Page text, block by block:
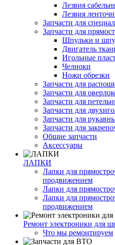
Лезвия
Лезвия
Запчасти для
Запчасти для
Шпульки и
Двигатель
Игольные
Челноки
Ножи обрезки
Запчасти для
Запчасти для
Запчасти для
Запчасти для
Запчасти для
Запчасти для
Общие запчасти
Аксессуары
ЛАПКИ
Лапки для
продвижением
Лапки для
Лапки для
продвижением
Ремонт электроники для
Что мы ремонтируем